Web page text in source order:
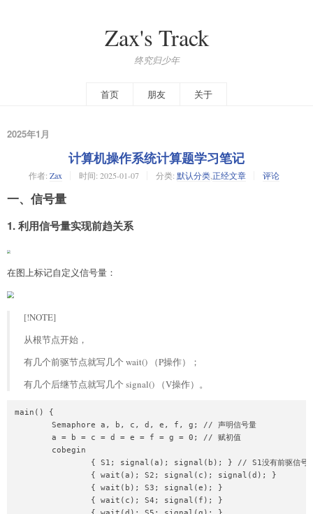
Zax's Track
终究归少年
首页 朋友 关于
2025年1月
计算机操作系统计算题学习笔记
作者: Zax 时间: 2025-01-07 分类: 默认分类,正经文章 评论
一、信号量
1. 利用信号量实现前趋关系
在图上标记自定义信号量：
[!NOTE]
从根节点开始，
有几个前驱节点就写几个 wait() （P操作）；
有几个后继节点就写几个 signal() （V操作）。
main() {